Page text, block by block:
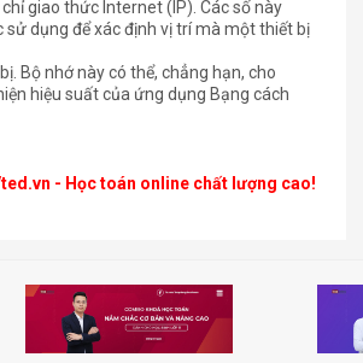
giao thức Internet (IP). Các số này
dụng để xác định vị trí mà một thiết bị
Bộ nhớ này có thể, chẳng hạn, cho
hiệu suất của ứng dụng Bạng cách
- Học toán online chất lượng cao!